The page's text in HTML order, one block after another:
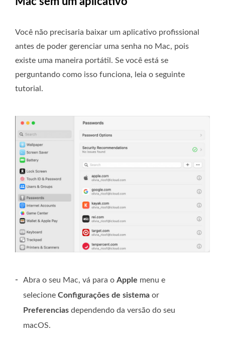
Você não precisaria baixar um aplicativo profissional
antes de poder gerenciar uma senha no Mac, pois
existe uma maneira portátil. Se você está se
perguntando como isso funciona, leia o seguinte
tutorial.
- Abra o seu Mac, vá para o Apple menu e
selecione Configurações de sistema or
Preferencias dependendo da versão do seu
macOS.